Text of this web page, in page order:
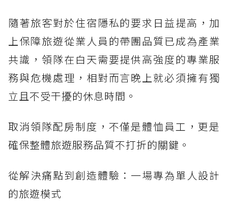
隨著旅客對於住宿隱私的要求日益提高，加
上保障旅遊從業人員的帶團品質已成為產業
共識，領隊在白天需要提供高強度的專業服
務與危機處理，相對而言晚上就必須擁有獨
立且不受干擾的休息時間。
取消領隊配房制度，不僅是體恤員工，更是
確保整體旅遊服務品質不打折的關鍵。
從解決痛點到創造體驗：一場專為單人設計
的旅遊模式